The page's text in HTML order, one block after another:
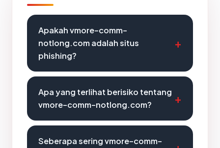
Apakah vmore-comm-
notlong.com adalah situs
phishing?
Apa yang terlihat berisiko tentang
vmore-comm-notlong.com?
Seberapa sering vmore-comm-